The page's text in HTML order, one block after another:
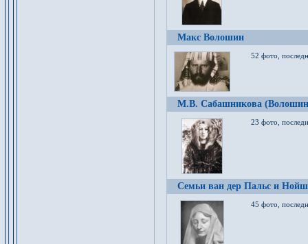
Макс Волошин
52 фото,
М.В. Сабашникова
23 фото,
Семьи ван дер Пальс и
45 фото,